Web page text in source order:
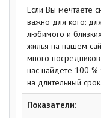
Если Вы мечтаете
важно для кого:
любимого и
жилья на нашем
много
нас найдете 100
на длительный срок.
Показатели: